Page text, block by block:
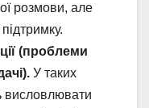
розмови, але
(проблеми
У таких
висловлювати